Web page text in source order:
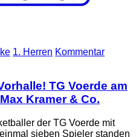
1. Herren Kommentar
TG Voerde am
Kramer & Co.
der TG Voerde mit
sieben Spieler standen